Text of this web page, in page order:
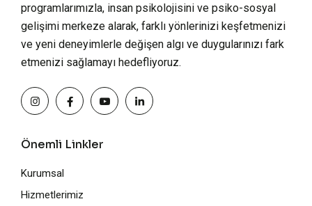
programlarımızla, insan psikolojisini ve psiko-sosyal
gelişimi merkeze alarak, farklı yönlerinizi keşfetmenizi
ve yeni deneyimlerle değişen algı ve duygularınızı fark
etmenizi sağlamayı hedefliyoruz.
Önemli Linkler
Kurumsal
Hizmetlerimiz